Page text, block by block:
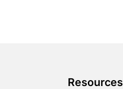
Resources